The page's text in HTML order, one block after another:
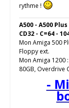
rythme !
A500 - A500
CD32 - C=64 -
Mon Amiga 500
Floppy ext.
Mon Amiga 1200
80GB, Overdrive
-